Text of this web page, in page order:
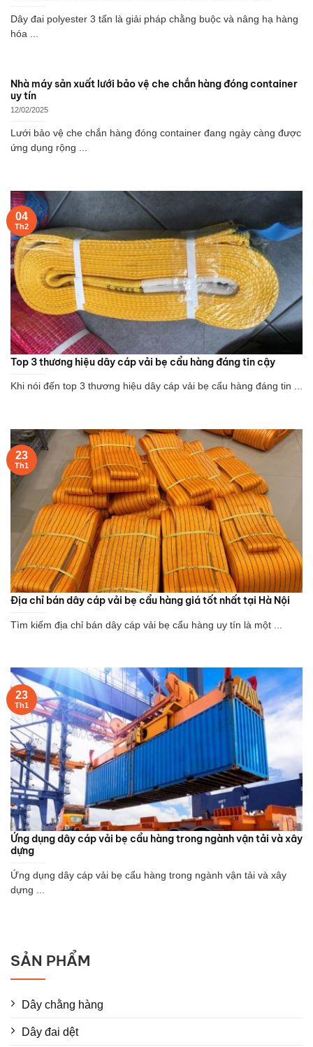
Dây đai polyester 3 tấn là giải pháp chằng buộc và nâng hạ hàng
hóa ...
Nhà máy sản xuất lưới bảo vệ che chắn hàng đóng container
uy tín
12/02/2025
Lưới bảo vệ che chắn hàng đóng container đang ngày càng được
ứng dụng rộng ...
Top 3 thương hiệu dây cáp vải bẹ cẩu hàng đáng tin cậy
Khi nói đến top 3 thương hiệu dây cáp vải bẹ cẩu hàng đáng tin ...
04
Th2
Địa chỉ bán dây cáp vải bẹ cẩu hàng giá tốt nhất tại Hà Nội
Tìm kiếm địa chỉ bán dây cáp vải bẹ cẩu hàng uy tín là một ...
23
Th1
Ứng dụng dây cáp vải bẹ cẩu hàng trong ngành vận tải và xây
dựng
Ứng dụng dây cáp vải bẹ cẩu hàng trong ngành vận tải và xây
dựng ...
23
Th1
SẢN PHẨM
Dây chằng hàng
Dây đai dệt